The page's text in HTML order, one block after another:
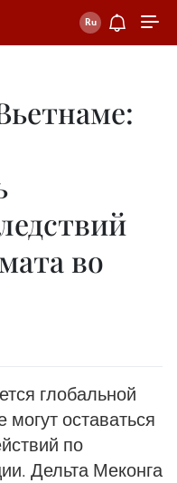
во
глобальной
оставаться
по
Дельта Меконга